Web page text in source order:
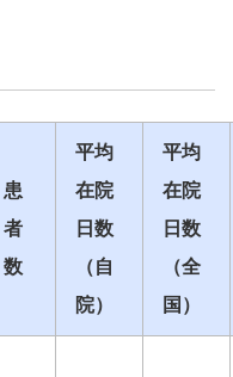
患
者
数
平均
在院
日数
（自
院）
平均
在院
日数
（全
国）